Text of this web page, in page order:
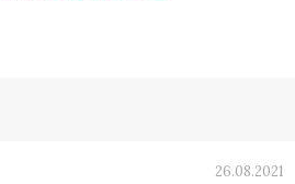
26.08.2021